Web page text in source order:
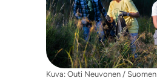
Kuva: Outi Neuvonen / Suomen